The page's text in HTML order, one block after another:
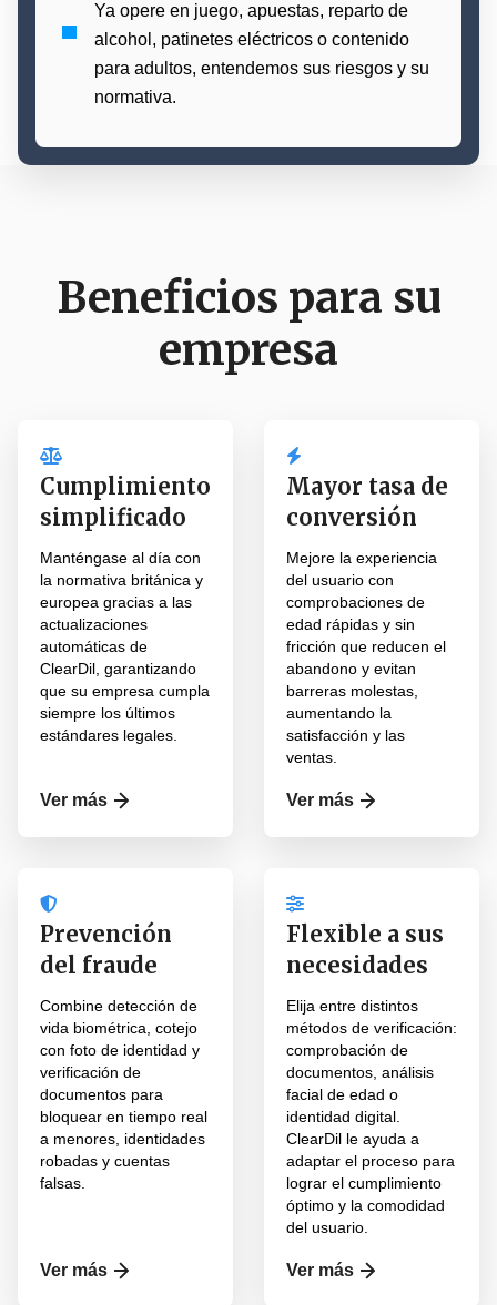
Ya opere en juego, apuestas, reparto de
alcohol, patinetes eléctricos o contenido
para adultos, entendemos sus riesgos y su
normativa.
Beneficios para su
empresa
Cumplimiento
simplificado
Manténgase al día con
la normativa británica y
europea gracias a las
actualizaciones
automáticas de
ClearDil, garantizando
que su empresa cumpla
siempre los últimos
estándares legales.
Ver más
Mayor tasa de
conversión
Mejore la experiencia
del usuario con
comprobaciones de
edad rápidas y sin
fricción que reducen el
abandono y evitan
barreras molestas,
aumentando la
satisfacción y las
ventas.
Ver más
Prevención
del fraude
Combine detección de
vida biométrica, cotejo
con foto de identidad y
verificación de
documentos para
bloquear en tiempo real
a menores, identidades
robadas y cuentas
falsas.
Ver más
Flexible a sus
necesidades
Elija entre distintos
métodos de verificación:
comprobación de
documentos, análisis
facial de edad o
identidad digital.
ClearDil le ayuda a
adaptar el proceso para
lograr el cumplimiento
óptimo y la comodidad
del usuario.
Ver más